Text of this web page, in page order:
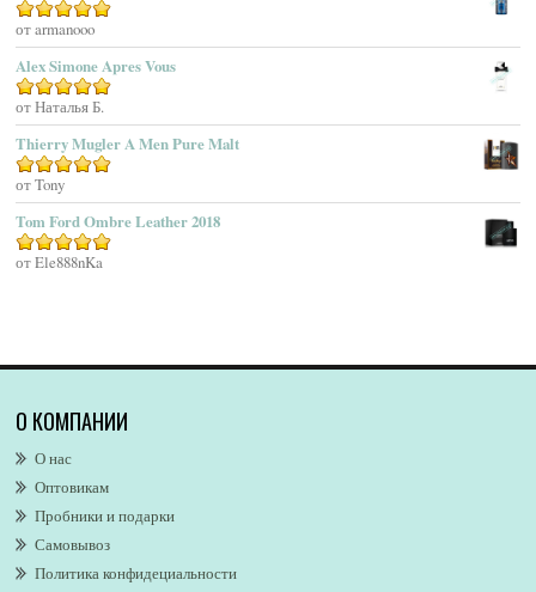
Ahjaar
Aigner
Aj Arabia (Widian)
Ajmal
Akro
Al Hamatt
Al Haramain
Al-Jazeera
Alex Simone
Alexander McQueen
Alexandre. J
Alford & Hoff
Alfred Dunhill
Alfred Ritchy
Alfred Sung
Оценка5из 5
от armanooo
Alex Simone Apres Vous
Оценка5из 5
от Наталья Б.
Thierry Mugler A Men Pure Malt
Оценка
от Tony
Tom Ford Ombre Leather 2018
Оценка5из 5
от Ele888nKa
О КОМПАНИИ
О нас
Оптовикам
Пробники и подарки
Самовывоз
Политика конфидециальности